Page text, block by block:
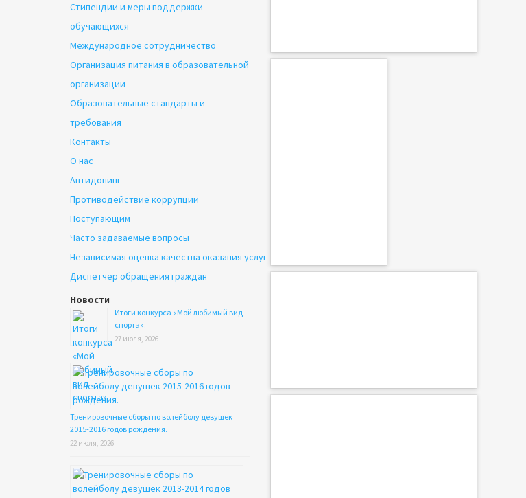
Стипендии и меры поддержки
обучающихся
Международное сотрудничество
Организация питания в образовательной
организации
Образовательные стандарты и
требования
Контакты
О нас
Антидопинг
Противодействие коррупции
Поступающим
Часто задаваемые вопросы
Независимая оценка качества оказания услуг
Диспетчер обращения граждан
Новости
Итоги конкурса «Мой любимый вид
спорта».
27 июля, 2026
Тренировочные сборы по волейболу девушек
2015-2016 годов рождения.
22 июля, 2026